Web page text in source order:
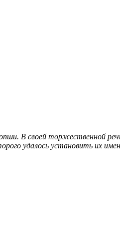
В своей торжественной
удалось установить их